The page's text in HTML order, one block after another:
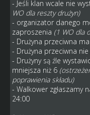
- Jeśli klan wcale nie
WO dla reszty drużyn)
- organizator danego
zaproszenia (1 WO dla
- Drużyna przeciwna
- Drużyna przeciwna
- Drużyny są źle
mniejsza niż 6
poprawienia składu)
- Walkower zgłaszamy
24:00